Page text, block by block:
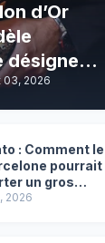
d’Or
désigne
!
03, 2026
: Comment le
pourrait
un gros
inespéré à l’OM
2026